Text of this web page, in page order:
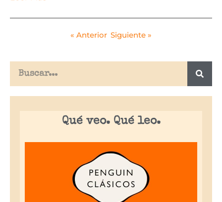
« Anterior Siguiente »
Qué veo. Qué leo.